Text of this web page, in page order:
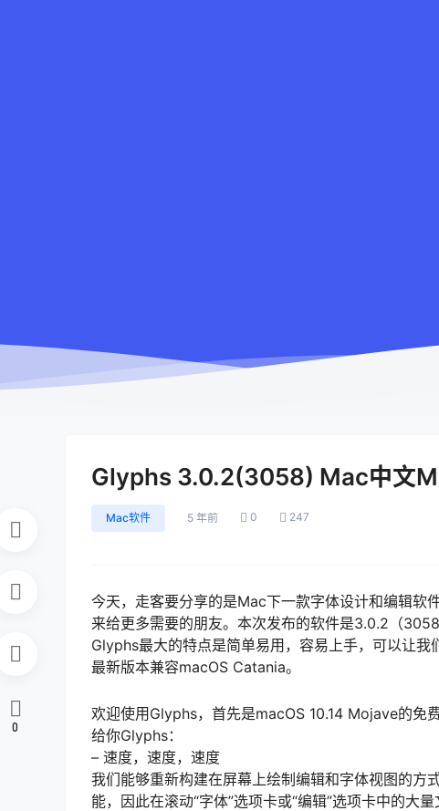
Glyphs 3.0.2(3058) Mac中文
Mac软件 5 年前 0 247
今天，走客要分享的是Mac下一款字体设计和编辑
来给更多需要的朋友。本次发布的软件是3.0.2（3058
Glyphs最大的特点是简单易用，容易上手，可以让我
最新版本兼容macOS Catania。
欢迎使用Glyphs，首先是macOS 10.14 Mojave的免
给你Glyphs：
– 速度，速度，速度
我们能够重新构建在屏幕上绘制编辑和字体视图的方
能，因此在滚动“字体”选项卡或“编辑”选项卡中的大
0